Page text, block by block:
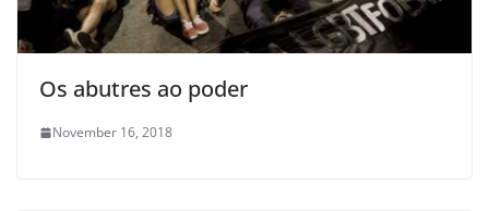
Os abutres ao poder
November 16, 2018